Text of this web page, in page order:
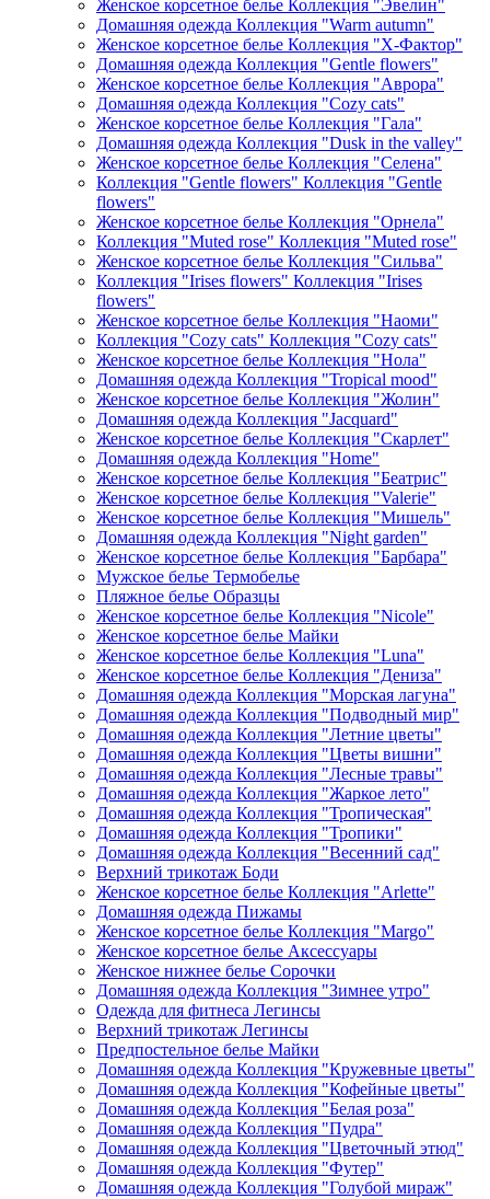
Женское корсетное белье Коллекция "Эвелин"
Домашняя одежда Коллекция "Warm autumn"
Женское корсетное белье Коллекция "Х-Фактор"
Домашняя одежда Коллекция "Gentle flowers"
Женское корсетное белье Коллекция "Аврора"
Домашняя одежда Коллекция "Cozy cats"
Женское корсетное белье Коллекция "Гала"
Домашняя одежда Коллекция "Dusk in the valley"
Женское корсетное белье Коллекция "Селена"
Коллекция "Gentle flowers" Коллекция "Gentle
flowers"
Женское корсетное белье Коллекция "Орнела"
Коллекция "Muted rose" Коллекция "Muted rose"
Женское корсетное белье Коллекция "Сильва"
Коллекция "Irises flowers" Коллекция "Irises
flowers"
Женское корсетное белье Коллекция "Наоми"
Коллекция "Cozy cats" Коллекция "Cozy cats"
Женское корсетное белье Коллекция "Нола"
Домашняя одежда Коллекция "Tropical mood"
Женское корсетное белье Коллекция "Жолин"
Домашняя одежда Коллекция "Jacquard"
Женское корсетное белье Коллекция "Скарлет"
Домашняя одежда Коллекция "Home"
Женское корсетное белье Коллекция "Беатрис"
Женское корсетное белье Коллекция "Valerie"
Женское корсетное белье Коллекция "Мишель"
Домашняя одежда Коллекция "Night garden"
Женское корсетное белье Коллекция "Барбара"
Мужское белье Термобелье
Пляжное белье Образцы
Женское корсетное белье Коллекция "Nicole"
Женское корсетное белье Майки
Женское корсетное белье Коллекция "Luna"
Женское корсетное белье Коллекция "Дениза"
Домашняя одежда Коллекция "Морская лагуна"
Домашняя одежда Коллекция "Подводный мир"
Домашняя одежда Коллекция "Летние цветы"
Домашняя одежда Коллекция "Цветы вишни"
Домашняя одежда Коллекция "Лесные травы"
Домашняя одежда Коллекция "Жаркое лето"
Домашняя одежда Коллекция "Тропическая"
Домашняя одежда Коллекция "Тропики"
Домашняя одежда Коллекция "Весенний сад"
Верхний трикотаж Боди
Женское корсетное белье Коллекция "Arlette"
Домашняя одежда Пижамы
Женское корсетное белье Коллекция "Margo"
Женское корсетное белье Аксессуары
Женское нижнее белье Сорочки
Домашняя одежда Коллекция "Зимнее утро"
Одежда для фитнеса Легинсы
Верхний трикотаж Легинсы
Предпостельное белье Майки
Домашняя одежда Коллекция "Кружевные цветы"
Домашняя одежда Коллекция "Кофейные цветы"
Домашняя одежда Коллекция "Белая роза"
Домашняя одежда Коллекция "Пудра"
Домашняя одежда Коллекция "Цветочный этюд"
Домашняя одежда Коллекция "Футер"
Домашняя одежда Коллекция "Голубой мираж"